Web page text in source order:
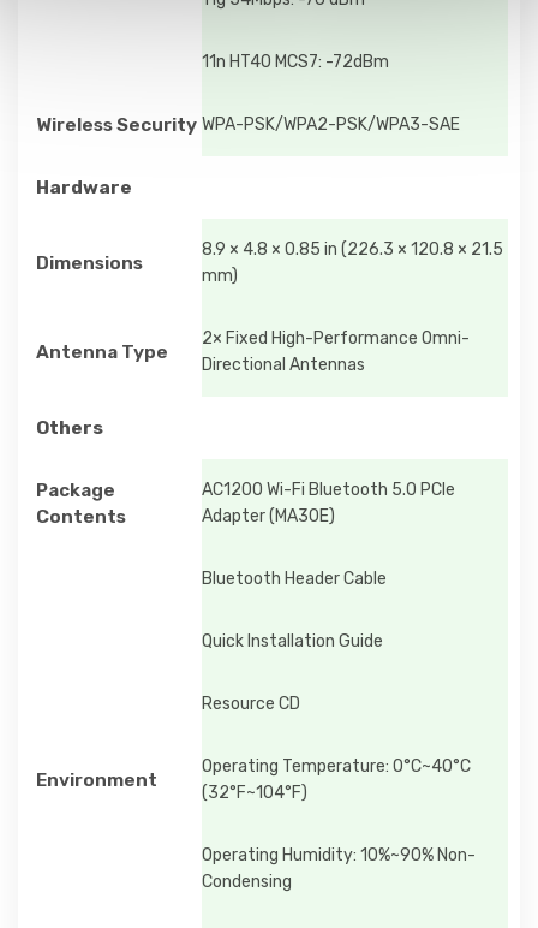
11n HT40 MCS7: -72dBm
Wireless Security WPA-PSK/WPA2-PSK/WPA3-SAE
Hardware
Dimensions
8.9 × 4.8 × 0.85 in (226.3 × 120.8 × 21.5
mm)
Antenna Type
2× Fixed High-Performance Omni-
Directional Antennas
Others
Package
Contents
AC1200 Wi-Fi Bluetooth 5.0 PCIe
Adapter (MA30E)
Bluetooth Header Cable
Quick Installation Guide
Resource CD
Environment
Operating Temperature: 0°C~40°C
(32°F~104°F)
Operating Humidity: 10%~90% Non-
Condensing